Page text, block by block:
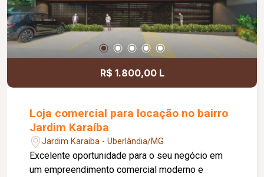
crescimento do seu negócio.
R$ 1.800,00 L
Loja comercial para locação no bairro
Jardim Karaíba
Jardim Karaiba - Uberlândia/MG
Excelente oportunidade para o seu negócio em
um empreendimento comercial moderno e